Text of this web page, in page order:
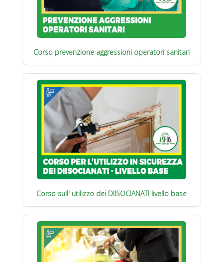
Corso prevenzione aggressioni operatori sanitari
Corso sull' utilizzo dei DIISOCIANATI livello base